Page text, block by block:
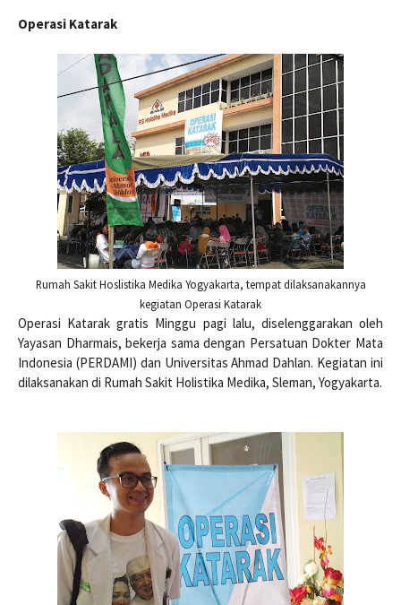
Operasi Katarak
Rumah Sakit Hoslistika Medika Yogyakarta, tempat dilaksanakannya
kegiatan Operasi Katarak
Operasi Katarak gratis Minggu pagi lalu, diselenggarakan oleh
Yayasan Dharmais, bekerja sama dengan Persatuan Dokter Mata
Indonesia (PERDAMI) dan Universitas Ahmad Dahlan. Kegiatan ini
dilaksanakan di Rumah Sakit Holistika Medika, Sleman, Yogyakarta.